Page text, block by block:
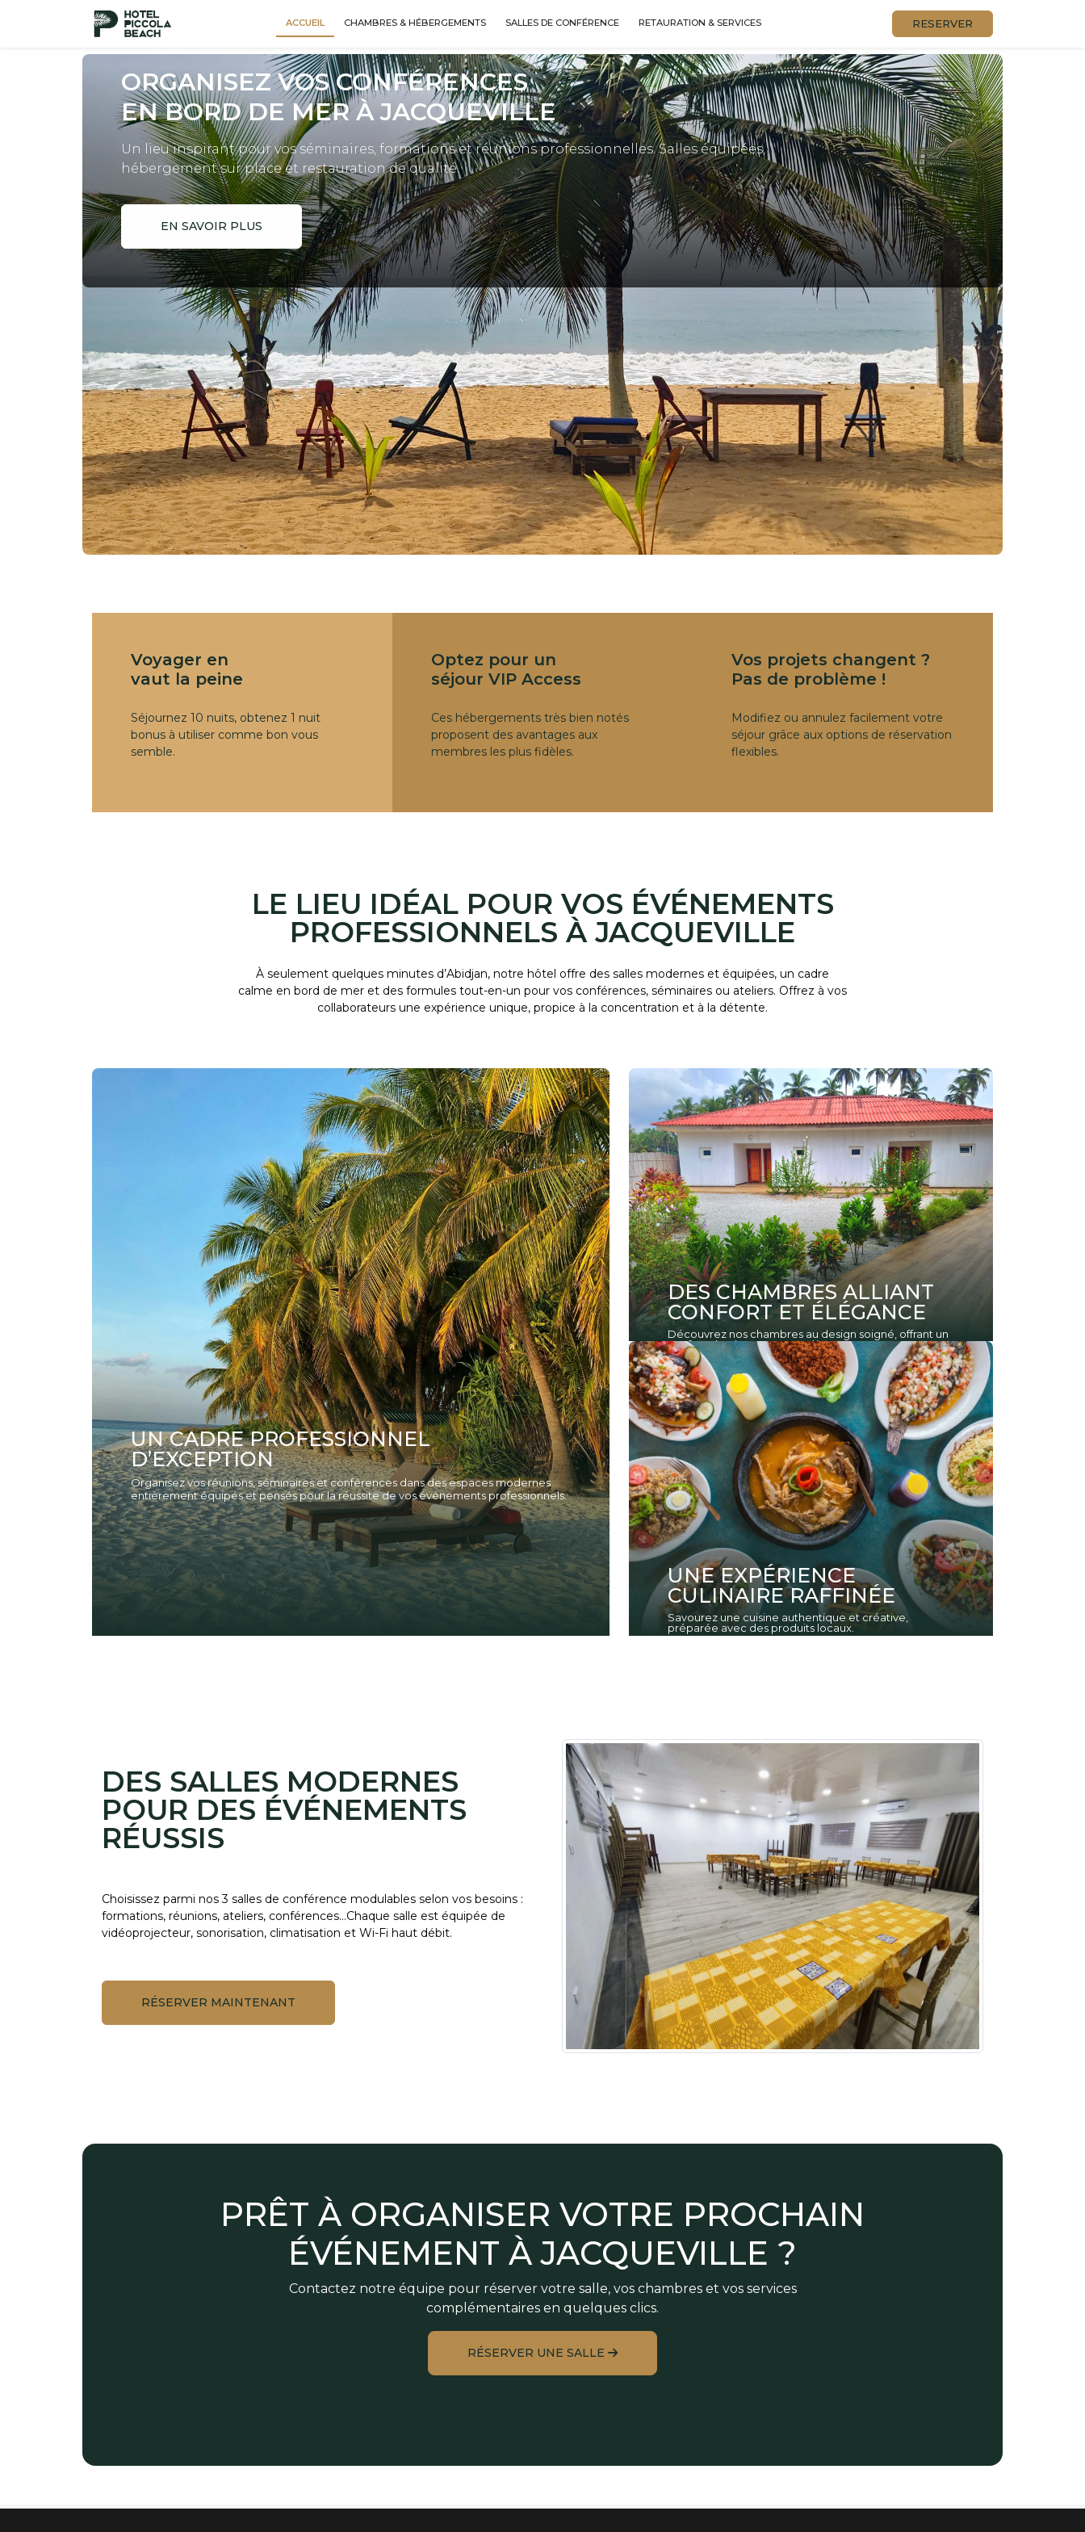
ACCUEIL CHAMBRES & HÉBERGEMENTS SALLES DE CONFÉRENCE RETAURATION & SERVICES RESERVER
ORGANISEZ VOS CONFÉRENCES
EN BORD DE MER À JACQUEVILLE
Un lieu inspirant pour vos séminaires, formations et réunions professionnelles. Salles équipées,
hébergement sur place et restauration de qualité.
EN SAVOIR PLUS
Voyager en
vaut la peine
Séjournez 10 nuits, obtenez 1 nuit
bonus à utiliser comme bon vous
semble.
Optez pour un
séjour VIP Access
Ces hébergements très bien notés
proposent des avantages aux
membres les plus fidèles.
Vos projets changent ?
Pas de problème !
Modifiez ou annulez facilement votre
séjour grâce aux options de réservation
flexibles.
LE LIEU IDÉAL POUR VOS ÉVÉNEMENTS
PROFESSIONNELS À JACQUEVILLE
À seulement quelques minutes d’Abidjan, notre hôtel offre des salles modernes et équipées, un cadre
calme en bord de mer et des formules tout-en-un pour vos conférences, séminaires ou ateliers. Offrez à vos
collaborateurs une expérience unique, propice à la concentration et à la détente.
UN CADRE PROFESSIONNEL
D’EXCEPTION
Organisez vos réunions, séminaires et conférences dans des espaces modernes
entièrement équipés et pensés pour la réussite de vos événements professionnels.
DES CHAMBRES ALLIANT
CONFORT ET ÉLÉGANCE
Découvrez nos chambres au design soigné, offrant un
confort absolu pour votre séjour.
UNE EXPÉRIENCE
CULINAIRE RAFFINÉE
Savourez une cuisine authentique et créative,
préparée avec des produits locaux.
DES SALLES MODERNES
POUR DES ÉVÉNEMENTS
RÉUSSIS
Choisissez parmi nos 3 salles de conférence modulables selon vos besoins :
formations, réunions, ateliers, conférences…Chaque salle est équipée de
vidéoprojecteur, sonorisation, climatisation et Wi-Fi haut débit.
RÉSERVER MAINTENANT
PRÊT À ORGANISER VOTRE PROCHAIN
ÉVÉNEMENT À JACQUEVILLE ?
Contactez notre équipe pour réserver votre salle, vos chambres et vos services
complémentaires en quelques clics.
RÉSERVER UNE SALLE